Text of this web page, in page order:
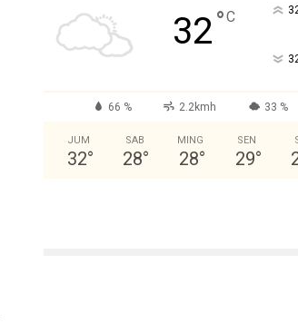
32°C
66 % 2.2kmh 33 %
JUM
32°
SAB
28°
MING
28°
SEN
29°